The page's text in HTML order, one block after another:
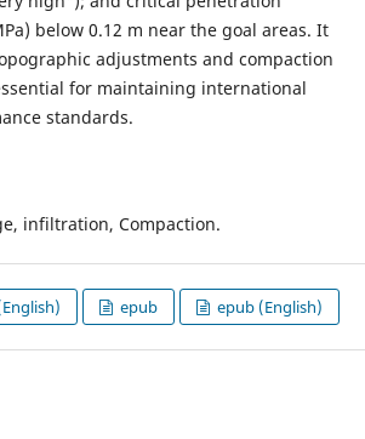
below 0.12 m near the goal areas. It
adjustments and compaction
for maintaining international
standards.
infiltration, Compaction.
epub epub (English)